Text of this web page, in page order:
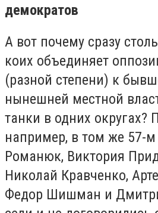
демократов
А вот почему сразу
коих объединяет
(разной степени) к
нынешней местной
танки в одних округах?
например, в том же 57-
Романюк, Виктория
Николай Кравченко,
Федор Шишман и